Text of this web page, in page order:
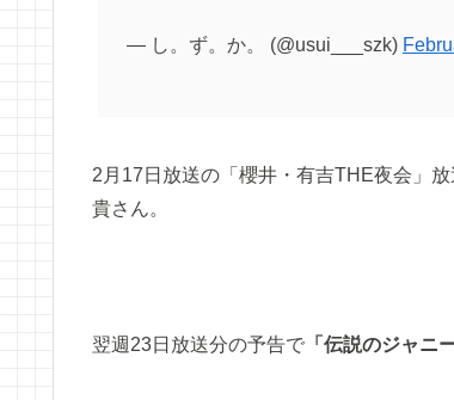
— し。ず。か。 (@usui___szk)
2月17日放送の「櫻井・有吉THE夜会」
貴さん。
翌週23日放送分の予告で 「伝説のジャニ